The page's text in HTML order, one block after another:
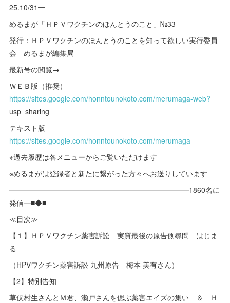
25.10/31━
めるまが「ＨＰＶワクチンのほんとうのこと」№33
発行：ＨＰＶワクチンのほんとうのことを知って欲しい実行委員
会 めるまが編集局
最新号の閲覧→
ＷＥＢ版（推奨）
https://sites.google.com/honntounokoto.com/merumaga-web?
usp=sharing
テキスト版
https://sites.google.com/honntounokoto.com/merumaga
※過去履歴は各メニューからご覧いただけます
※めるまがは登録者と新たに繋がった方々へお送りしています
━━━━━━━━━━━━━━━━━━━━━━━━━1860名に
発信━■◆■
≪目次≫
【１】ＨＰＶワクチン薬害訴訟 実質最後の原告側尋問 はじま
る
（HPVワクチン薬害訴訟 九州原告 梅本 美有さん）
【2】特別告知
草伏村生さんとＭ君、瀬戸さんを偲ぶ薬害エイズの集い ＆ Ｈ